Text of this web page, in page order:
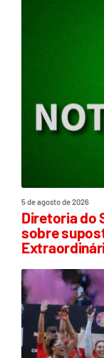
5 de agosto de 2026
Diretoria do
sobre